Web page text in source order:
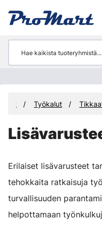
Työkalut
Erilaiset lisävarusteet
tehokkaita ratkaisuja
turvallisuuden
helpottamaan